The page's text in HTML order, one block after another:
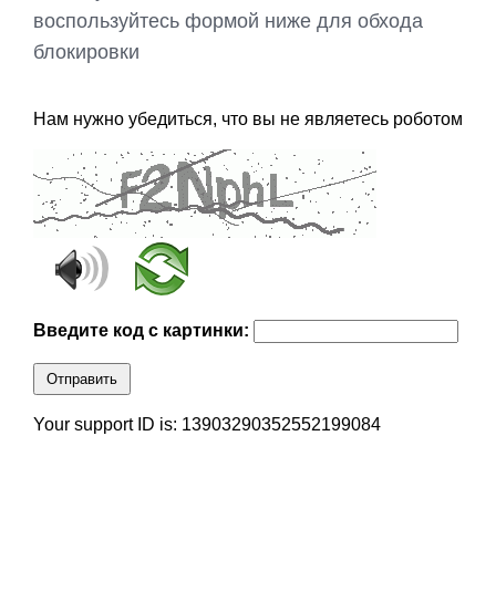
воспользуйтесь формой ниже для обхода
блокировки
Нам нужно убедиться, что вы не являетесь роботом
Введите код с картинки:
Отправить
Your support ID is: 13903290352552199084